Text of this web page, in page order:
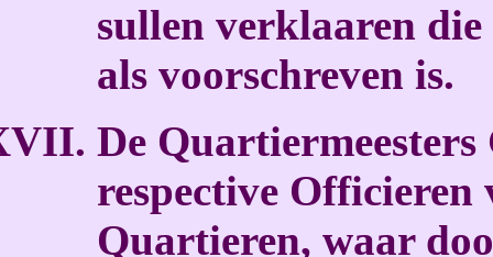
sullen verklaaren die
als voorschreven is.
De
respective Officieren
Quartieren, waar